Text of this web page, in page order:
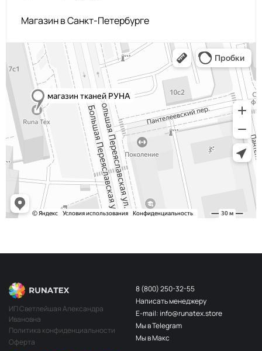
Магазин в Санкт-Петербурге
ИП Светлейшая Александра
Ивановна
Политика конфиденциальности
Оферта
8 (800) 250-32-55
Написать менеджеру
E-mail: info@runatex.store
Мы в Telegram
Мы в Макс